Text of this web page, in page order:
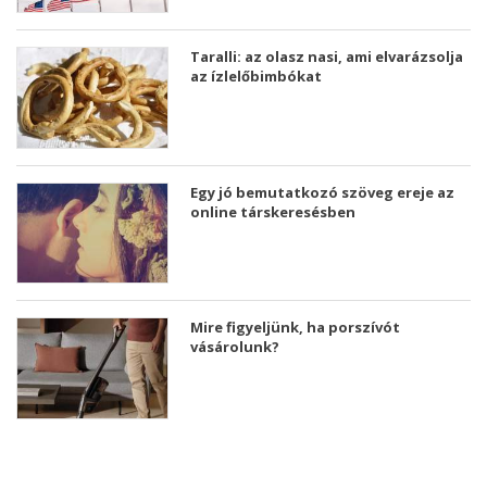
Taralli: az olasz nasi, ami elvarázsolja
az ízlelőbimbókat
Egy jó bemutatkozó szöveg ereje az
online társkeresésben
Mire figyeljünk, ha porszívót
vásárolunk?